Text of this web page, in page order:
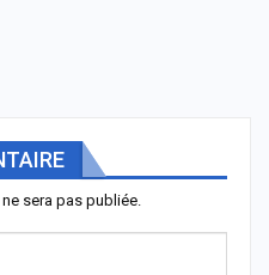
sera pas publiée.